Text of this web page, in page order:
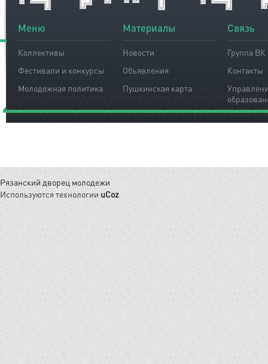
Меню
Коллективы
Фестивали и конкурсы
Молодежная политика
Материалы
Новости
Объявления
Пушкинская карта
Связь
Группа ВК
Контакты
Рязанский дворец молодежи
Используются технологии uCoz